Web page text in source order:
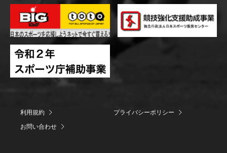
利用規約
プライバシーポリシー
お問い合わせ